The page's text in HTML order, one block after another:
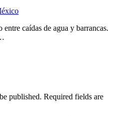
caídas de agua y barrancas.
published. Required fields are